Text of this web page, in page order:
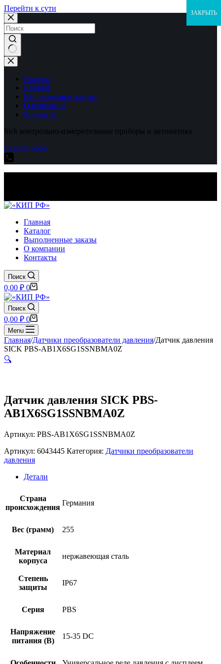
Перейти к сути
Ничего
не
найденоГлавная
Каталог
Выполненные заказы
О компании
Контакты
Sick контрольно-измерительные приборы и автоматика
Explore Shop
Главная
Каталог
Выполненные заказы
О компании
Контакты
Поиск
Корзина
0,00 ₽ 0
Поиск
Корзина
0,00 ₽ 0
Menu
Главная/Датчики преобразователи давления/Датчик давления
SICK PBS-AB1X6SG1SSNBMA0Z
🔍
Датчик давления SICK PBS-
AB1X6SG1SSNBMA0Z
Артикул: PBS-AB1X6SG1SSNBMA0Z
Артикул: 6043445 Категория: Датчики преобразователи
давления
Детали
Страна
происхождения
Германия
Вес (грамм) 255
Материал
корпуса
нержавеющая сталь
Степень
защиты
IP67
Серия PBS
Напряжение
питания (В)
15-35 DC
ЗАКРЫТЬ